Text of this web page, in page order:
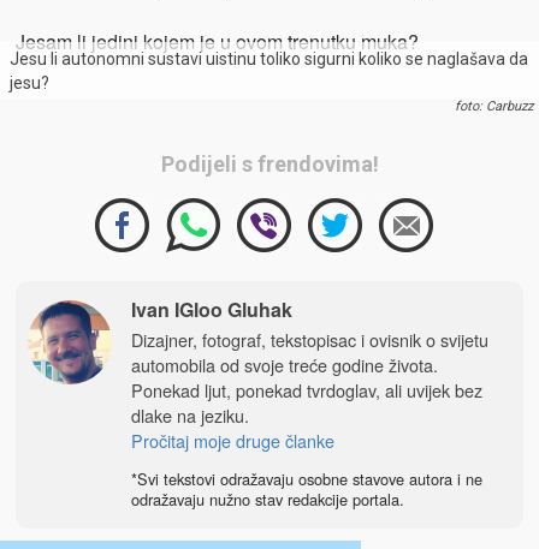
Jesam li jedini kojem je u ovom trenutku muka?
Jesu li autonomni sustavi uistinu toliko sigurni koliko se naglašava da
jesu?
foto: Carbuzz
Podijeli s frendovima!
Ivan IGloo Gluhak
Dizajner, fotograf, tekstopisac i ovisnik o svijetu
automobila od svoje treće godine života.
Ponekad ljut, ponekad tvrdoglav, ali uvijek bez
dlake na jeziku.
Pročitaj moje druge članke
*Svi tekstovi odražavaju osobne stavove autora i ne
odražavaju nužno stav redakcije portala.